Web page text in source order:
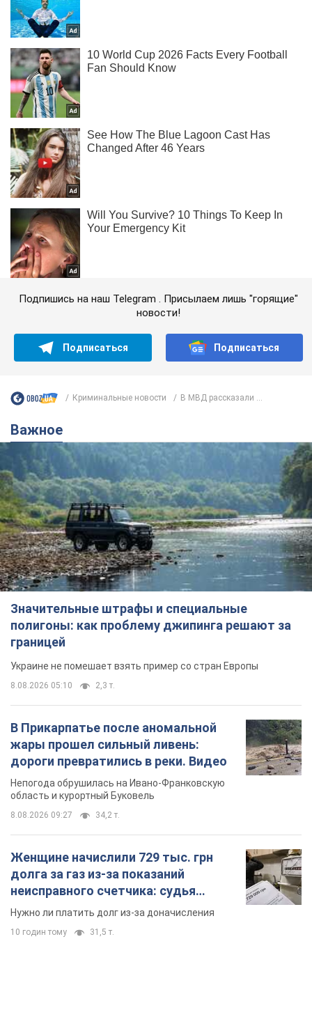
Подпишись на наш Telegram . Присылаем лишь "горящие"
новости!
Подписаться Подписаться
Криминальные новости В МВД рассказали ...
Важное
Значительные штрафы и специальные
полигоны: как проблему джипинга решают за
границей
Украине не помешает взять пример со стран Европы
8.08.2026 05:10 2,3 т.
В Прикарпатье после аномальной
жары прошел сильный ливень:
дороги превратились в реки. Видео
Непогода обрушилась на Ивано-Франковскую
область и курортный Буковель
8.08.2026 09:27 34,2 т.
Женщине начислили 729 тыс. грн
долга за газ из-за показаний
неисправного счетчика: судья
вынес неожиданное решение
Нужно ли платить долг из-за доначисления
10 годин тому 31,5 т.